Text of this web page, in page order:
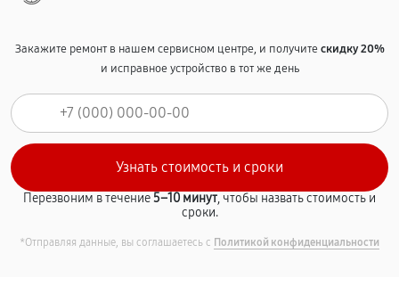
Закажите ремонт в нашем сервисном центре, и получитескидку 20%
и исправное устройство в тот же день
Перезвоним в течение5–10 минут, чтобы назвать стоимость и
сроки.
*Отправляя данные, вы соглашаетесь с Политикой конфиденциальности